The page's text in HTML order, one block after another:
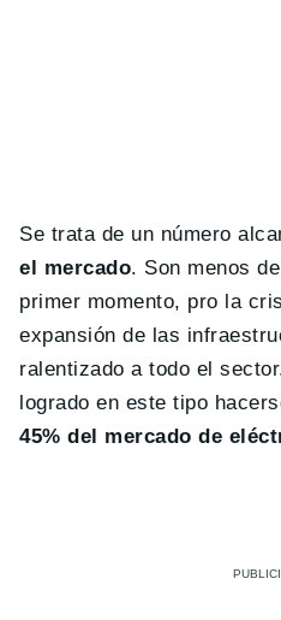
Se trata de un número
el mercado. Son menos
primer momento, pro la
expansión de las
ralentizado a todo el
logrado en este tipo
45% del mercado de